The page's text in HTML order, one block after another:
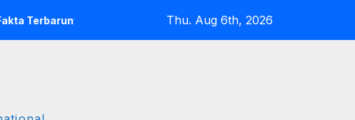
Semangat Pak Tarno Jualan Keliling Meski Belum Pulih,
Thu. Aug 6th, 2026